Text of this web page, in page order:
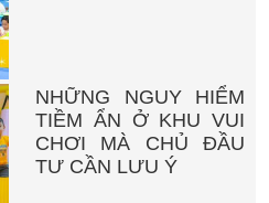
NHỮNG NGUY HIỂM
TIỀM ẨN Ở KHU VUI
CHƠI MÀ CHỦ ĐẦU
TƯ CẦN LƯU Ý